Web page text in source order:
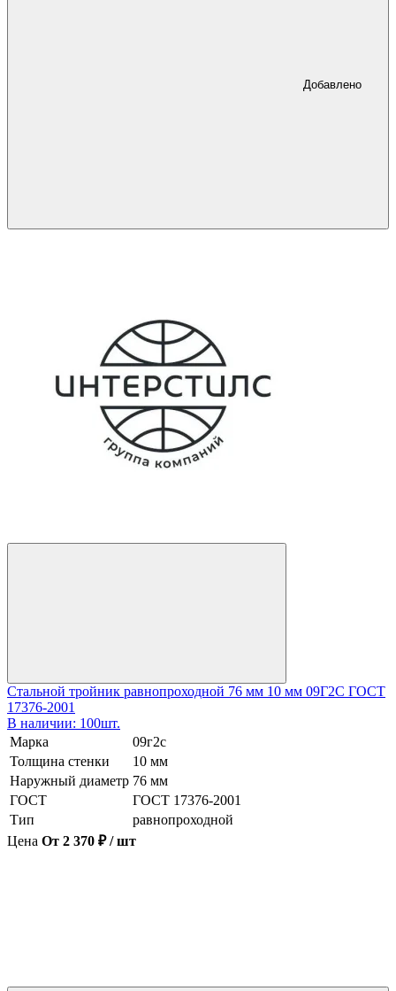
Добавлено
Стальной тройник равнопроходной 76 мм 10 мм 09Г2С ГОСТ
17376-2001
В наличии: 100шт.
Марка
09г2с
Толщина стенки
10 мм
Наружный диаметр 76 мм
ГОСТ
ГОСТ 17376-2001
Тип
равнопроходной
Цена От 2 370 ₽ / шт